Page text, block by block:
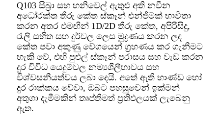
Q103 සීබ්‍රා සහ හනිවෙල් ඇතුළු අති නවීන
අධෝරක්ත තීරු කේත ස්කෑන් එන්ජිමක් භාවිතා
කරන අතර එමඟින් 1D/2D තීරු කේත, අපිරිසිදු,
රැලි සහිත සහ දුර්වල ලෙස මුද්‍රණය කරන ලද
කේත පවා අකුණු වේගයෙන් ග්‍රහණය කර ගැනීමට
හැකි වේ, එහි පුළුල් ස්කෑන් පරාසය සහ වැඩ කරන
දුර විවිධ යෙදුම්වල නම්‍යශීලීභාවය සහ
විශ්වසනීයත්වය ලබා දෙයි. අතේ ඇති භාණ්ඩ හෝ
දුර රාක්කය වේවා, ඔබට පහසුවෙන් ඉක්මන්
අතුගා දැමීමකින් තෘප්තිමත් ප්‍රතිඵලයක් ලැබෙනු
ඇත.